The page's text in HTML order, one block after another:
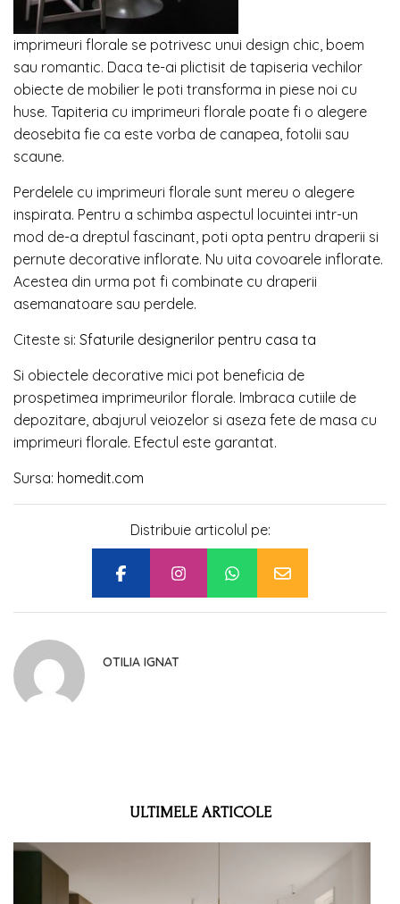
imprimeuri florale se potrivesc unui design chic, boem
sau romantic. Daca te-ai plictisit de tapiseria vechilor
obiecte de mobilier le poti transforma in piese noi cu
huse. Tapiteria cu imprimeuri florale poate fi o alegere
deosebita fie ca este vorba de canapea, fotolii sau
scaune.
Perdelele cu imprimeuri florale sunt mereu o alegere
inspirata. Pentru a schimba aspectul locuintei intr-un
mod de-a dreptul fascinant, poti opta pentru draperii si
pernute decorative inflorate. Nu uita covoarele inflorate.
Acestea din urma pot fi combinate cu draperii
asemanatoare sau perdele.
Citeste si: Sfaturile designerilor pentru casa ta
Si obiectele decorative mici pot beneficia de
prospetimea imprimeurilor florale. Imbraca cutiile de
depozitare, abajurul veiozelor si aseza fete de masa cu
imprimeuri florale. Efectul este garantat.
Sursa: homedit.com
Distribuie articolul pe:
OTILIA IGNAT
ULTIMELE ARTICOLE